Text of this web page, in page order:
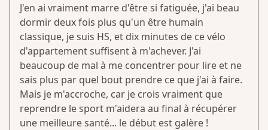
J'en ai vraiment marre d'être si fatiguée, j'ai beau
dormir deux fois plus qu'un être humain
classique, je suis HS, et dix minutes de ce vélo
d'appartement suffisent à m'achever. J'ai
beaucoup de mal à me concentrer pour lire et ne
sais plus par quel bout prendre ce que j'ai à faire.
Mais je m'accroche, car je crois vraiment que
reprendre le sport m'aidera au final à récupérer
une meilleure santé... le début est galère !